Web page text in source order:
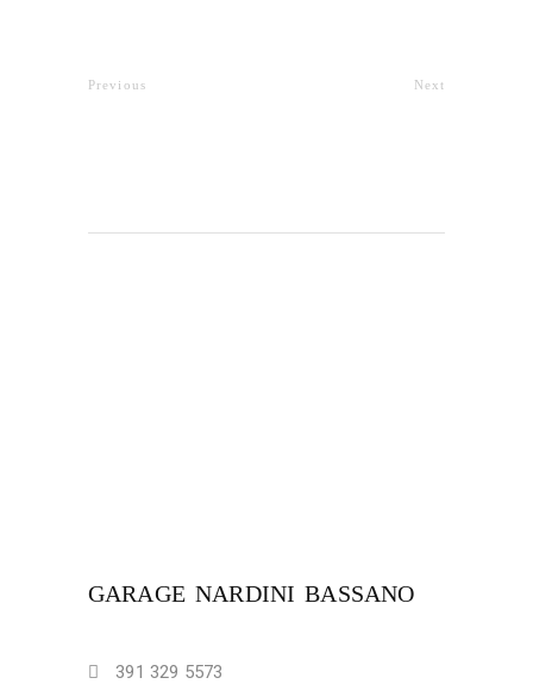
Previous Next
GARAGE NARDINI BASSANO
391 329 5573